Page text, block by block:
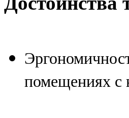
помещениях